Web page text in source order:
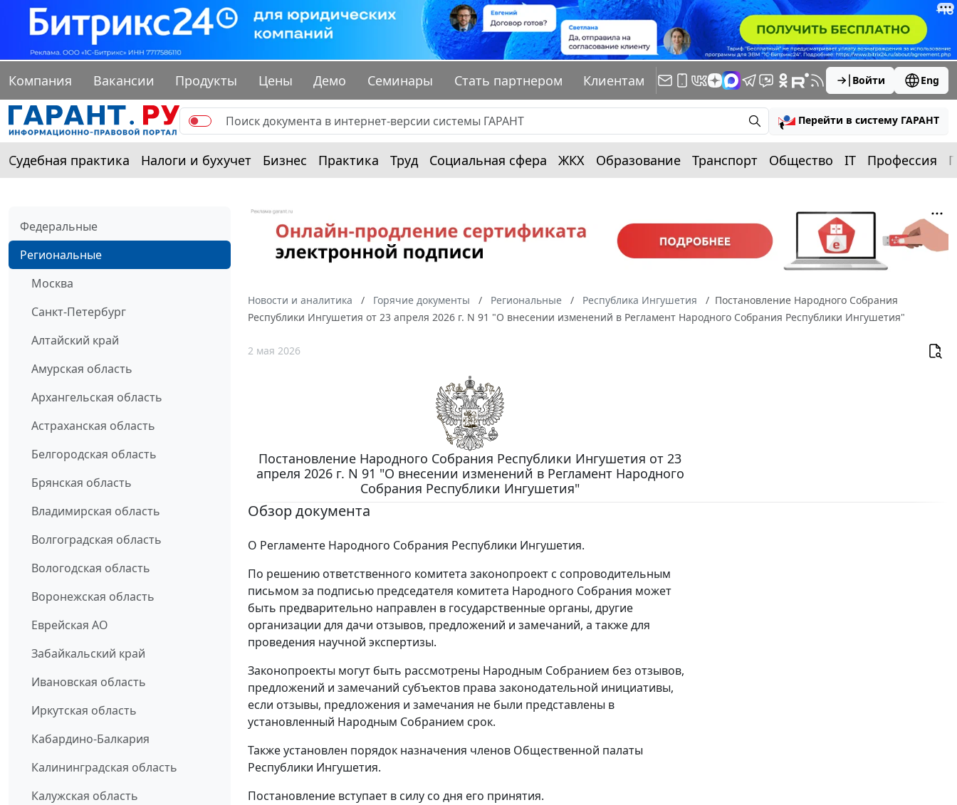
Компания Вакансии Продукты Цены Демо Семинары Стать партнером Клиентам Войти Eng
Перейти в систему ГАРАНТ
Судебная практика Налоги и бухучет Бизнес Практика Труд Социальная сфера ЖКХ Образование Транспорт Общество IT Профессия
Федеральные
Региональные
Москва
Санкт-Петербург
Алтайский край
Амурская область
Архангельская область
Астраханская область
Белгородская область
Брянская область
Владимирская область
Волгоградская область
Вологодская область
Воронежская область
Еврейская АО
Забайкальский край
Ивановская область
Иркутская область
Кабардино-Балкария
Калининградская область
Калужская область
Новости и аналитика Горячие документы Региональные Республика Ингушетия
Постановление Народного Собрания
Республики Ингушетия от 23 апреля 2026 г. N 91 "О внесении изменений в Регламент Народного Собрания Республики Ингушетия"
2 мая 2026
Постановление Народного Собрания Республики Ингушетия от 23
апреля 2026 г. N 91 "О внесении изменений в Регламент Народного
Собрания Республики Ингушетия"
Обзор документа
О Регламенте Народного Собрания Республики Ингушетия.
По решению ответственного комитета законопроект с сопроводительным
письмом за подписью председателя комитета Народного Собрания может
быть предварительно направлен в государственные органы, другие
организации для дачи отзывов, предложений и замечаний, а также для
проведения научной экспертизы.
Законопроекты могут быть рассмотрены Народным Собранием без отзывов,
предложений и замечаний субъектов права законодательной инициативы,
если отзывы, предложения и замечания не были представлены в
установленный Народным Собранием срок.
Также установлен порядок назначения членов Общественной палаты
Республики Ингушетия.
Постановление вступает в силу со дня его принятия.